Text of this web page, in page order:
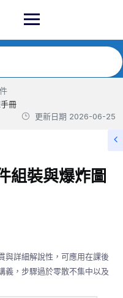
冊
更新日期 2026-06-25
裝與爆炸圖
與詳細解說性，可應用在課後
義，步驟過於零散不集中以及